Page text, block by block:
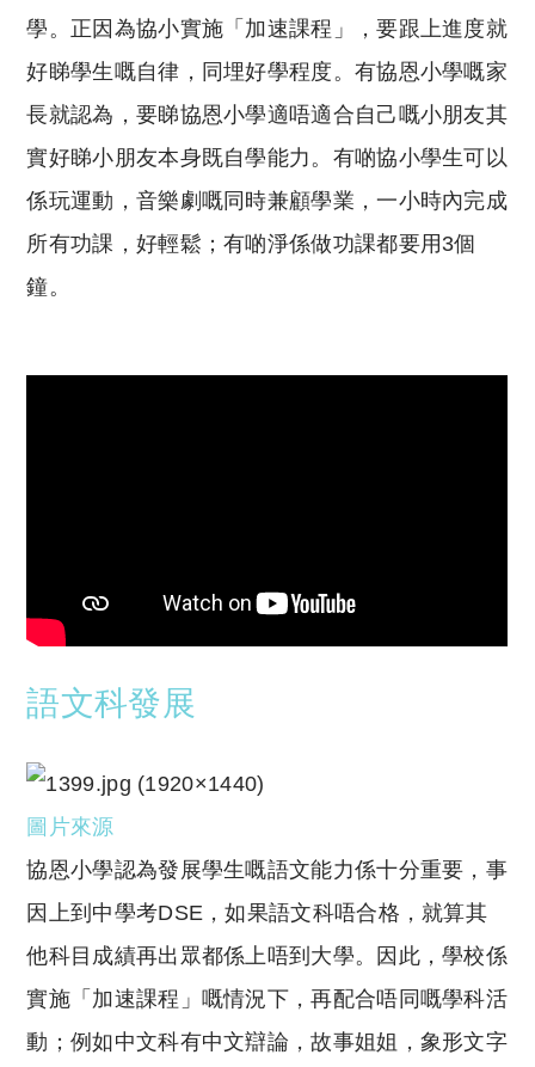
學。正因為協小實施「加速課程」，要跟上進度就
好睇學生嘅自律，同埋好學程度。有協恩小學嘅家
長就認為，要睇協恩小學適唔適合自己嘅小朋友其
實好睇小朋友本身既自學能力。有啲協小學生可以
係玩運動，音樂劇嘅同時兼顧學業，一小時內完成
所有功課，好輕鬆；有啲淨係做功課都要用3個
鐘。
語文科發展
圖片來源
協恩小學認為發展學生嘅語文能力係十分重要，事
因上到中學考DSE，如果語文科唔合格，就算其
他科目成績再出眾都係上唔到大學。因此，學校係
實施「加速課程」嘅情況下，再配合唔同嘅學科活
動；例如中文科有中文辯論，故事姐姐，象形文字